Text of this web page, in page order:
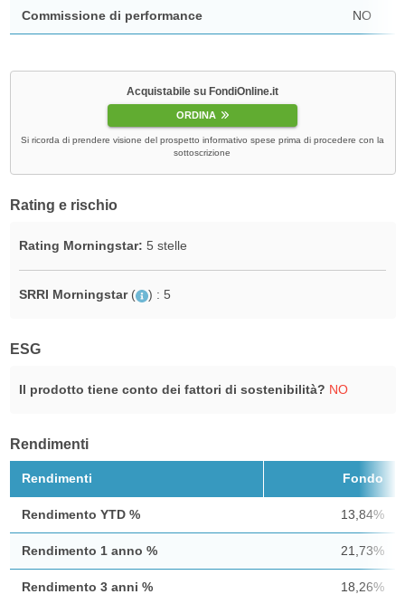
Commissione di performance NO
Acquistabile su FondiOnline.it
ORDINA
Si ricorda di prendere visione del prospetto informativo spese prima di procedere con la
sottoscrizione
Rating e rischio
Rating Morningstar: 5 stelle
SRRI Morningstar ( ) : 5
ESG
Il prodotto tiene conto dei fattori di sostenibilità? NO
Rendimenti
Rendimenti Fondo
Rendimento YTD % 13,84%
Rendimento 1 anno % 21,73%
Rendimento 3 anni % 18,26%